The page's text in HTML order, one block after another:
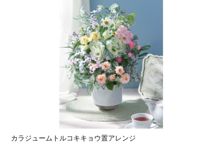
カラジュームトルコキキョウ置アレンジ